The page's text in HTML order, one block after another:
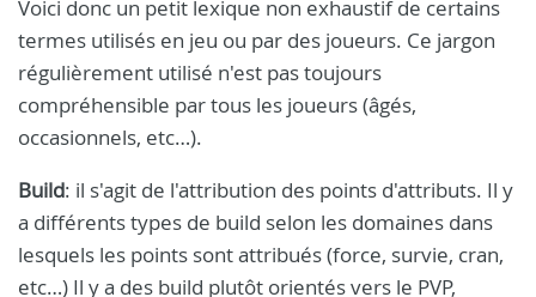
Voici donc un petit lexique non exhaustif de certains
termes utilisés en jeu ou par des joueurs. Ce jargon
régulièrement utilisé n'est pas toujours
compréhensible par tous les joueurs (âgés,
occasionnels, etc…).
Build: il s'agit de l'attribution des points d'attributs. Il y
a différents types de build selon les domaines dans
lesquels les points sont attribués (force, survie, cran,
etc…) Il y a des build plutôt orientés vers le PVP,